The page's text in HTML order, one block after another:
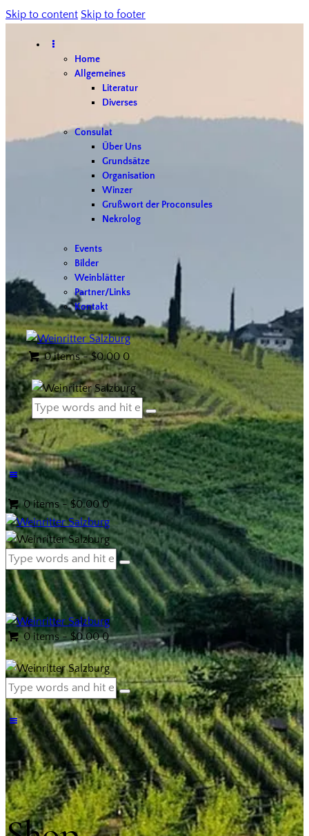
Skip to content Skip to footer
Home
Allgemeines
Literatur
Diverses
Consulat
Über Uns
Grundsätze
Organisation
Winzer
Grußwort der Proconsules
Nekrolog
Events
Bilder
Weinblätter
Partner/Links
Kontakt
0 items-$0.00 0
0 items-$0.00 0
0 items-$0.00 0